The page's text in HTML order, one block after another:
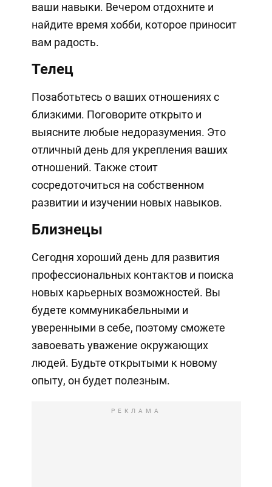
ваши навыки. Вечером отдохните и
найдите время хобби, которое приносит
вам радость.
Телец
Позаботьтесь о ваших отношениях с
близкими. Поговорите открыто и
выясните любые недоразумения. Это
отличный день для укрепления ваших
отношений. Также стоит
сосредоточиться на собственном
развитии и изучении новых навыков.
Близнецы
Сегодня хороший день для развития
профессиональных контактов и поиска
новых карьерных возможностей. Вы
будете коммуникабельными и
уверенными в себе, поэтому сможете
завоевать уважение окружающих
людей. Будьте открытыми к новому
опыту, он будет полезным.
РЕКЛАМА